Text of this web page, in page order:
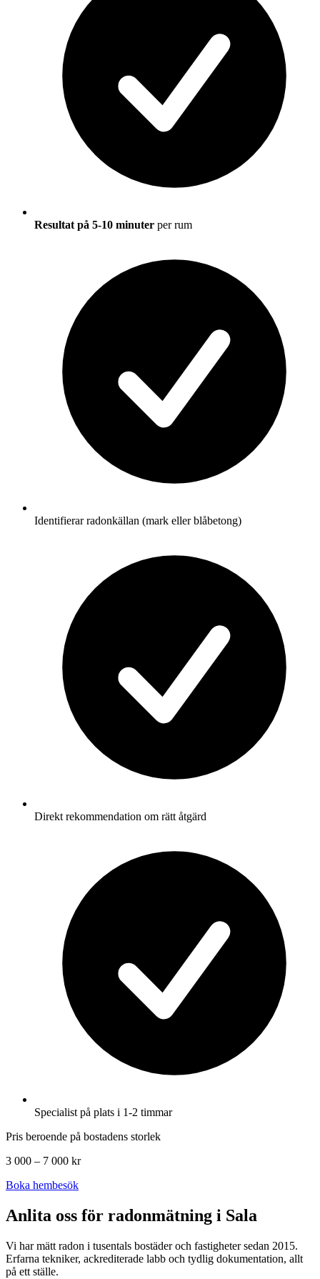
Resultat på 5-10 minuter per rum
Identifierar radonkällan (mark eller blåbetong)
Direkt rekommendation om rätt åtgärd
Specialist på plats i 1-2 timmar
Pris beroende på bostadens storlek
3 000 – 7 000 kr
Boka hembesök
Anlita oss för radonmätning i Sala
Vi har mätt radon i tusentals bostäder och fastigheter sedan 2015.
Erfarna tekniker, ackrediterade labb och tydlig dokumentation, allt
på ett ställe.